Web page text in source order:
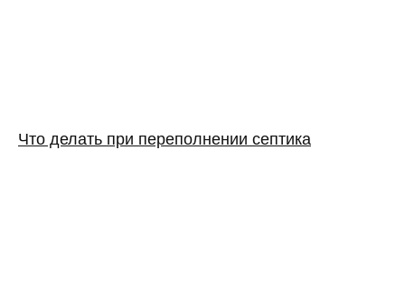
Что делать при переполнении септика